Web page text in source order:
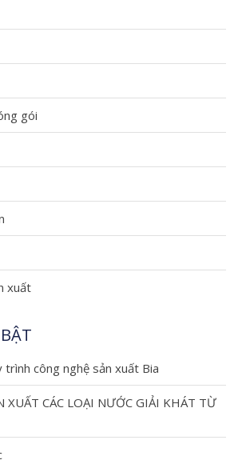
gói
xuất
trình công nghệ sản xuất Bia
XUẤT CÁC LOẠI NƯỚC GIẢI KHÁT TỪ